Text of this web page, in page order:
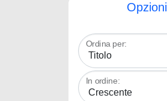
Opzioni
Ordina per:
In ordine: